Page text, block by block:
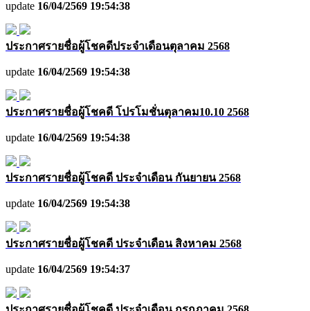
update 16/04/2569 19:54:38
ประกาศรายชื่อผู้โชคดีประจำเดือนตุลาคม 2568
update 16/04/2569 19:54:38
ประกาศรายชื่อผู้โชคดี โปรโมชั่นตุลาคม10.10 2568
update 16/04/2569 19:54:38
ประกาศรายชื่อผู้โชคดี ประจำเดือน กันยายน 2568
update 16/04/2569 19:54:38
ประกาศรายชื่อผู้โชคดี ประจำเดือน สิงหาคม 2568
update 16/04/2569 19:54:37